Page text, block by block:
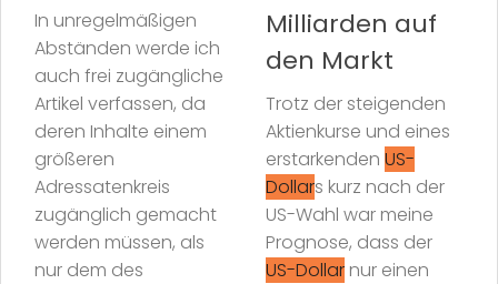
In unregelmäßigen
Abständen werde ich
auch frei zugängliche
Artikel verfassen, da
deren Inhalte einem
größeren
Adressatenkreis
zugänglich gemacht
werden müssen, als
nur dem des
Milliarden auf
den Markt
Trotz der steigenden
Aktienkurse und eines
erstarkenden US-
Dollars kurz nach der
US-Wahl war meine
Prognose, dass der
US-Dollar nur einen